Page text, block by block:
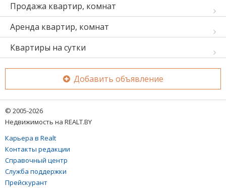
Продажа квартир, комнат
Аренда квартир, комнат
Квартиры на сутки
Добавить объявление
© 2005-2026
Недвижимость на REALT.BY
Карьера в Realt
Контакты редакции
Справочный центр
Служба поддержки
Прейскурант